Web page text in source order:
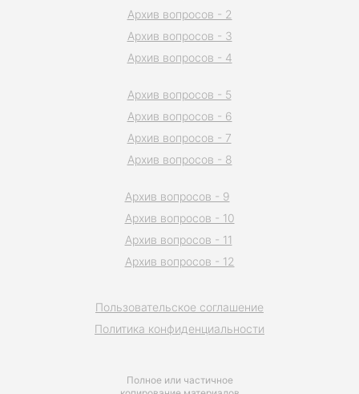
Полное или частичное
Пользовательское соглашение
Политика конфиденциальности
Архив вопросов - 2
Архив вопросов - 3
Архив вопросов - 4
Архив вопросов - 5
Архив вопросов - 6
Архив вопросов - 7
Архив вопросов - 8
Архив вопросов - 9
Архив вопросов - 10
Архив вопросов - 11
Архив вопросов - 12